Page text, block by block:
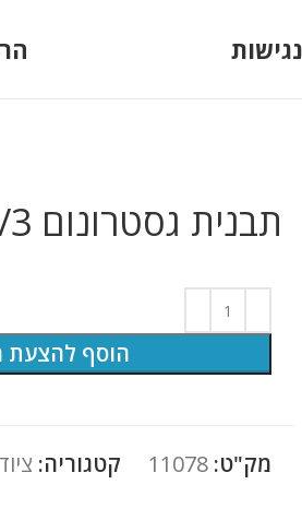
תבנית גסטרונום 2/3
הוסף להצעת
מק"ט: 11078 קטגוריה: